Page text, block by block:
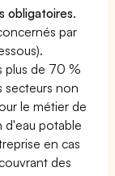
obligatoires.
par
plus de 70 %
secteurs non
le métier de
d'eau potable
en cas
des